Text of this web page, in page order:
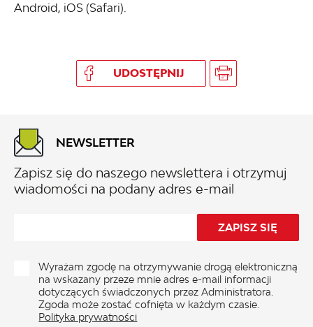
Android, iOS (Safari).
UDOSTĘPNIJ
NEWSLETTER
Zapisz się do naszego newslettera i otrzymuj
wiadomości na podany adres e-mail
Wyrażam zgodę na otrzymywanie drogą elektroniczną
na wskazany przeze mnie adres e-mail informacji
dotyczących świadczonych przez Administratora.
Zgoda może zostać cofnięta w każdym czasie.
Polityka prywatności